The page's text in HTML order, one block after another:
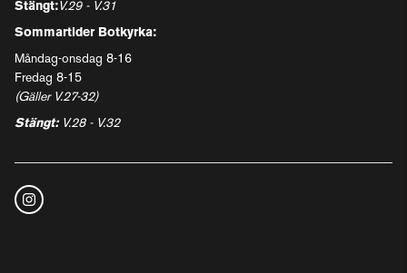
Stängt:V.29 - V.31
Sommartider Botkyrka:
Måndag-onsdag 8-16
Fredag 8-15
(Gäller V.27-32)
Stängt: V.28 - V.32